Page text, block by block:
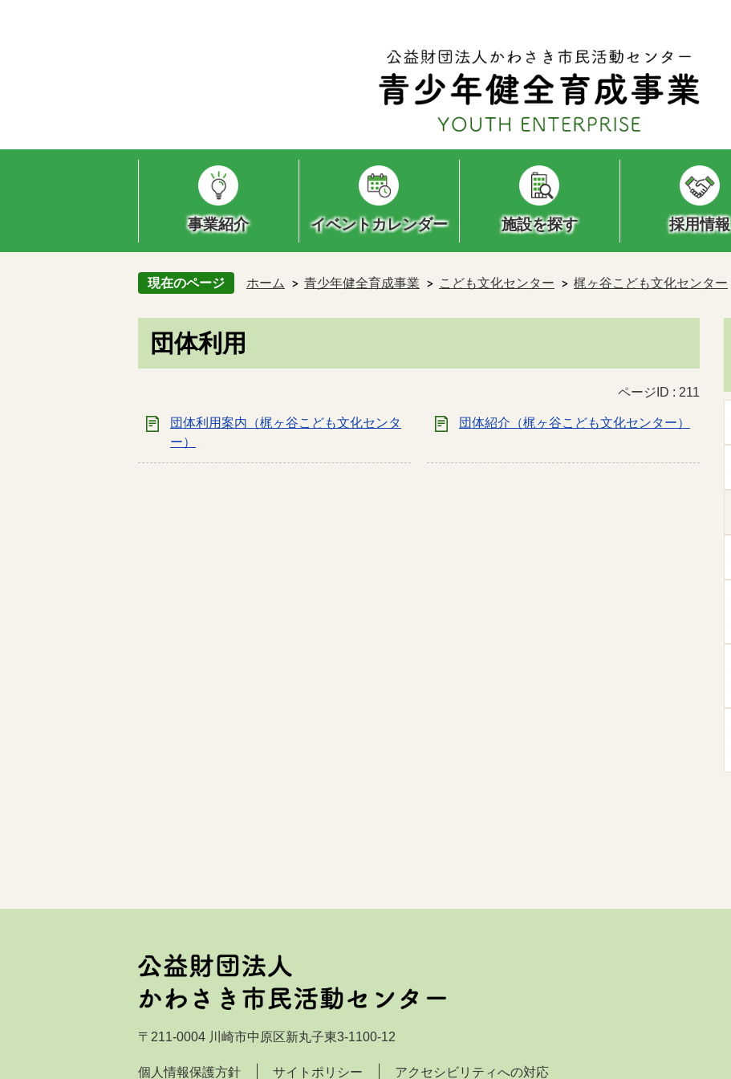
事業紹介 イベントカレンダー 施設を探す 採用情報
現在のページ ホーム 青少年健全育成事業 こども文化センター 梶ヶ谷こども文化センター
団体利用
ページID : 211
団体利用案内（梶ヶ谷こども文化センタ
ー）
団体紹介（梶ヶ谷こども文化センター）
〒211-0004 川崎市中原区新丸子東3-1100-12
個人情報保護方針 サイトポリシー アクセシビリティへの対応